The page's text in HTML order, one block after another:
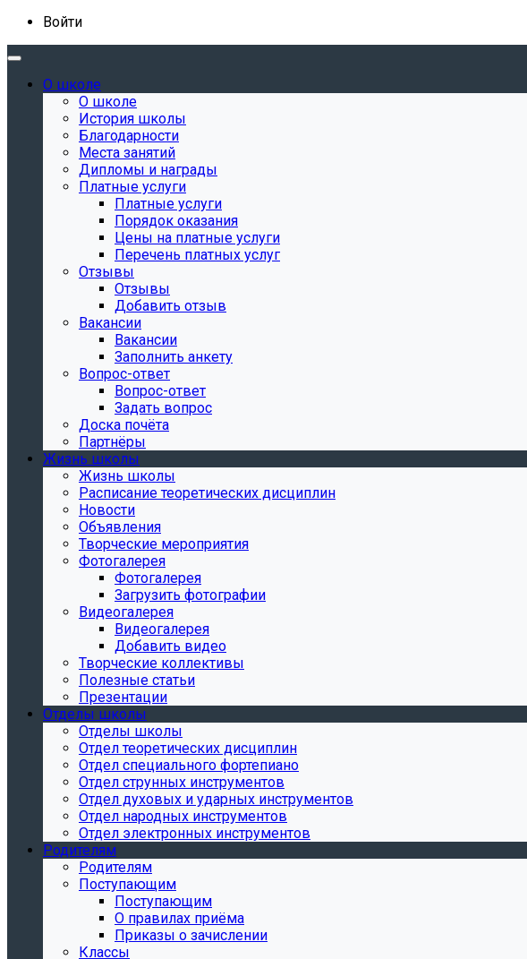
Войти
О школе
О школе
История школы
Благодарности
Места занятий
Дипломы и награды
Платные услуги
Платные услуги
Порядок оказания
Цены на платные услуги
Перечень платных услуг
Отзывы
Отзывы
Добавить отзыв
Вакансии
Вакансии
Заполнить анкету
Вопрос-ответ
Вопрос-ответ
Задать вопрос
Доска почёта
Партнёры
Жизнь школы
Жизнь школы
Расписание теоретических дисциплин
Новости
Объявления
Творческие мероприятия
Фотогалерея
Фотогалерея
Загрузить фотографии
Видеогалерея
Видеогалерея
Добавить видео
Творческие коллективы
Полезные статьи
Презентации
Отделы школы
Отделы школы
Отдел теоретических дисциплин
Отдел специального фортепиано
Отдел струнных инструментов
Отдел духовых и ударных инструментов
Отдел народных инструментов
Отдел электронных инструментов
Родителям
Родителям
Поступающим
Поступающим
О правилах приёма
Приказы о зачислении
Классы